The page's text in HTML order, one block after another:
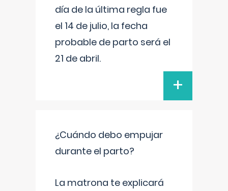
día de la última regla fue
el 14 de julio, la fecha
probable de parto será el
21 de abril.
+
¿Cuándo debo empujar
durante el parto?
La matrona te explicará